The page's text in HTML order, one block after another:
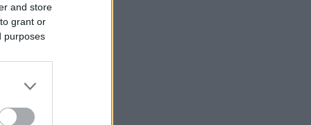
and store
grant or
purposes